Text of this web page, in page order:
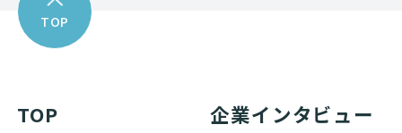
TOP
TOP
企業インタビュー